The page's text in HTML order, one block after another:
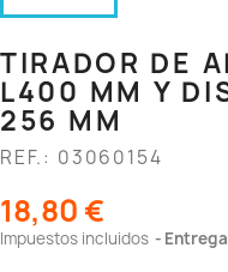
TIRADOR DE
L400 MM Y
256 MM
REF.: 03060154
18,80 €
Impuestos incluidos